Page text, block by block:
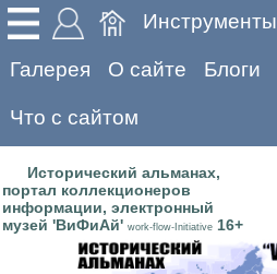
Инструменты
Галерея О сайте Блоги
Что с сайтом
Исторический альманах,
портал коллекционеров
информации, электронный
музей 'ВиФиАй' work-flow-Initiative 16+